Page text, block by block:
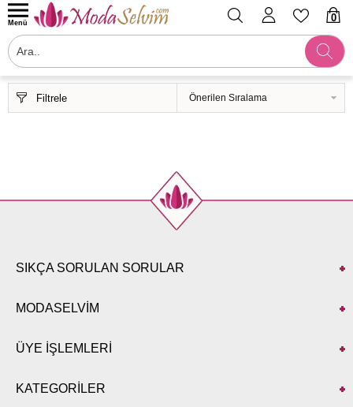
0
Menü
Filtrele
SIKÇA SORULAN SORULAR
MODASELVİM
ÜYE İŞLEMLERİ
KATEGORİLER